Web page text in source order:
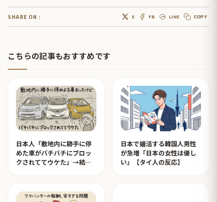
SHARE ON : X FB LINE COPY
こちらの記事もおすすめです
日本人「敷地内に勝手に停
めた車がバチバチにブロッ
クされててウケた」→結末
日本で婚活する韓国人男性
が急増「日本の女性は優し
い」【タイ人の反応】